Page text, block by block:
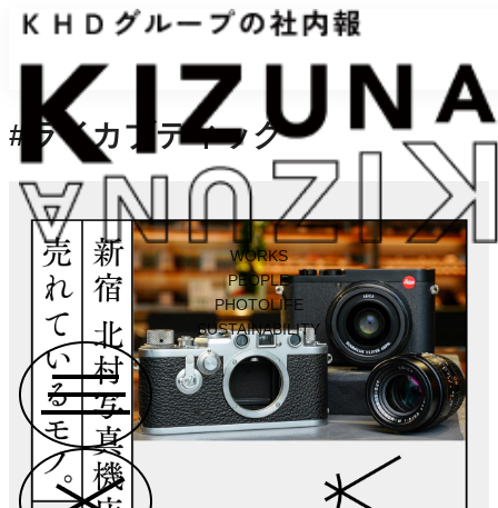
WORKS
PEOPLE
PHOTOLIFE
SUSTAINABILITY
#ライカブティック